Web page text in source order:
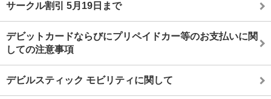
サークル割引 5月19日まで
デビットカードならびにプリペイドカー等のお支払いに関
しての注意事項
デビルスティック モビリティに関して